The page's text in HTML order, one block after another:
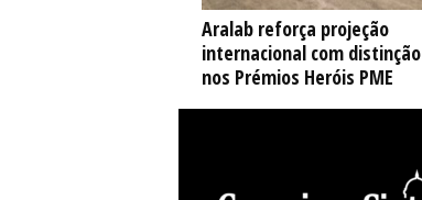
Aralab reforça projeção
internacional com distinção
nos Prémios Heróis PME